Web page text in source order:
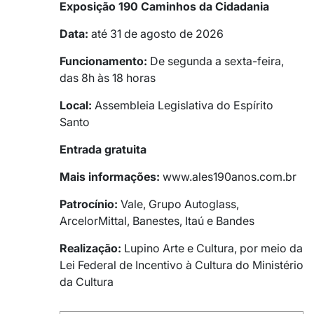
Exposição 190 Caminhos da Cidadania
Data: até 31 de agosto de 2026
Funcionamento: De segunda a sexta-feira,
das 8h às 18 horas
Local: Assembleia Legislativa do Espírito
Santo
Entrada gratuita
Mais informações: www.ales190anos.com.br
Patrocínio: Vale, Grupo Autoglass,
ArcelorMittal, Banestes, Itaú e Bandes
Realização: Lupino Arte e Cultura, por meio da
Lei Federal de Incentivo à Cultura do Ministério
da Cultura